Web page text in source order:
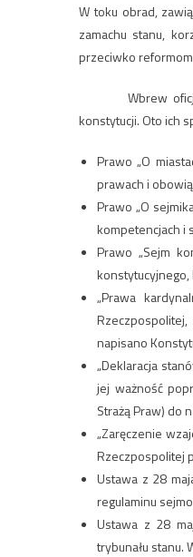
W toku obrad,
zamachu stanu,
przeciwko
Wbrew
konstytucji. Oto ich
Prawo „O
prawach i
Prawo „O
kompetencjach i
Prawo „Sejm
konstytucyjnego,
„Prawa
napisano
„Deklaracja
jej ważność
Strażą Praw) do
„Zaręczenie
Rzeczpospolitej
Ustawa z 28
regulaminu
Ustawa z 28
trybunału stanu.